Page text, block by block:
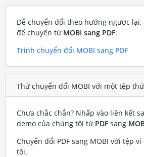
Để chuyển đổi theo hướng ngược lại,
để chuyển từ MOBI sang PDF:
Trình chuyển đổi MOBI sang PDF
Thử chuyển đổi MOBI với một tệp thử
Chưa chắc chắn? Nhấp vào liên kết
demo của chúng tôi từ PDFsang
Chuyển đổi PDF sang MOBI với tệp
tôi.